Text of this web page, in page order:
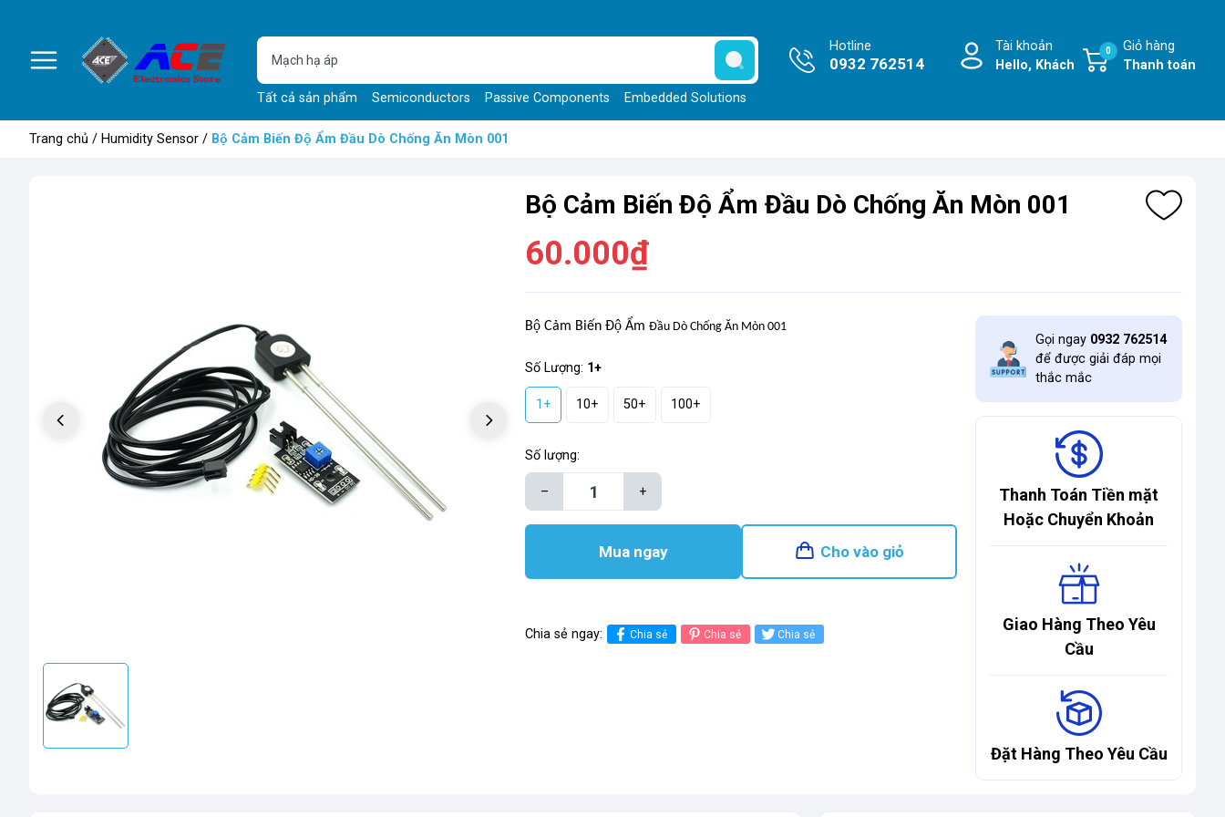
Tất cả sản phẩm Semiconductors Passive Components Embedded Solutions
Hotline
0932 762514
Tài khoản
Hello, Khách
Giỏ hàng
Thanh toán
0
Trang chủ / Humidity Sensor / Bộ Cảm Biến Độ Ẩm Đầu Dò Chống Ăn Mòn 001
Bộ Cảm Biến Độ Ẩm Đầu Dò Chống Ăn Mòn 001
60.000₫
Bộ Cảm Biến Độ ẨmĐầu Dò Chống Ăn Mòn 001
Số Lượng: 1+
1+ 10+ 50+ 100+
Số lượng:
– +
Mua ngay Cho vào giỏ
Chia sẻ ngay: Chia sẻ Chia sẻ Chia sẻ
Gọi ngay 0932 762514
để được giải đáp mọi
thắc mắc
Thanh Toán Tiền mặt
Hoặc Chuyển Khoản
Giao Hàng Theo Yêu
Cầu
Đặt Hàng Theo Yêu Cầu